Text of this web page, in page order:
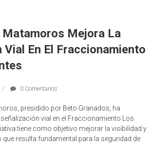
Matamoros Mejora La
Vial En El Fraccionamiento
0 Comentarios
presidido por Beto Granados, ha
vial en el Fraccionamiento Los
tiene como objetivo mejorar la visibilidad y
que resulta fundamental para la seguridad de